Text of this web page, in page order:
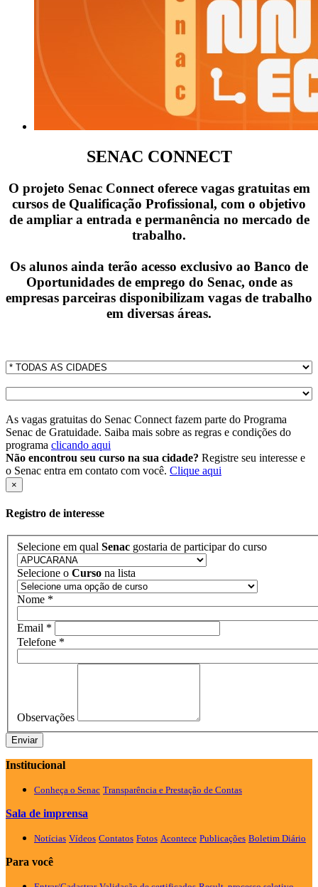
SENAC CONNECT
O projeto Senac Connect oferece vagas gratuitas em
cursos de Qualificação Profissional, com o objetivo
de ampliar a entrada e permanência no mercado de
trabalho.
Os alunos ainda terão acesso exclusivo ao Banco de
Oportunidades de emprego do Senac, onde as
empresas parceiras disponibilizam vagas de trabalho
em diversas áreas.
As vagas gratuitas do Senac Connect fazem parte do Programa
Senac de Gratuidade. Saiba mais sobre as regras e condições do
programa clicando aqui
Não encontrou seu curso na sua cidade? Registre seu interesse e
o Senac entra em contato com você. Clique aqui
×
Registro de interesse
Selecione em qual Senac gostaria de participar do curso
Selecione o Curso na lista
Nome *
Email *
Telefone *
Observações
Institucional
Conheça o Senac Transparência e Prestação de Contas
Sala de imprensa
Notícias Vídeos Contatos Fotos Acontece Publicações Boletim Diário
Para você